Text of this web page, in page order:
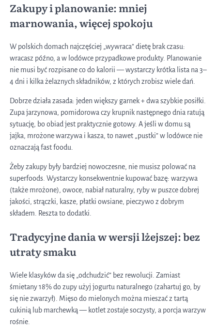
Zakupy i planowanie: mniej
marnowania, więcej spokoju
W polskich domach najczęściej „wywraca” dietę brak czasu:
wracasz późno, a w lodówce przypadkowe produkty. Planowanie
nie musi być rozpisane co do kalorii — wystarczy krótka lista na 3–
4 dni i kilka żelaznych składników, z których zrobisz wiele dań.
Dobrze działa zasada: jeden większy garnek + dwa szybkie posiłki.
Zupa jarzynowa, pomidorowa czy krupnik następnego dnia ratują
sytuację, bo obiad jest praktycznie gotowy. A jeśli w domu są
jajka, mrożone warzywa i kasza, to nawet „pustki” w lodówce nie
oznaczają fast foodu.
Żeby zakupy były bardziej nowoczesne, nie musisz polować na
superfoods. Wystarczy konsekwentnie kupować bazę: warzywa
(także mrożone), owoce, nabiał naturalny, ryby w puszce dobrej
jakości, strączki, kasze, płatki owsiane, pieczywo z dobrym
składem. Reszta to dodatki.
Tradycyjne dania w wersji lżejszej: bez
utraty smaku
Wiele klasyków da się „odchudzić” bez rewolucji. Zamiast
śmietany 18% do zupy użyj jogurtu naturalnego (zahartuj go, by
się nie zwarzył). Mięso do mielonych można mieszać z tartą
cukinią lub marchewką — kotlet zostaje soczysty, a porcja warzyw
rośnie.